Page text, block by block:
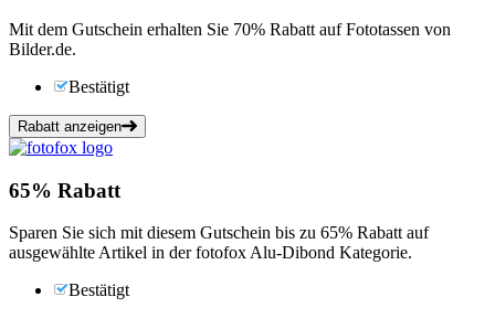
Mit dem Gutschein erhalten Sie 70% Rabatt auf Fototassen von
Bilder.de.
Bestätigt
Rabatt anzeigen
65% Rabatt
Sparen Sie sich mit diesem Gutschein bis zu 65% Rabatt auf
ausgewählte Artikel in der fotofox Alu-Dibond Kategorie.
Bestätigt